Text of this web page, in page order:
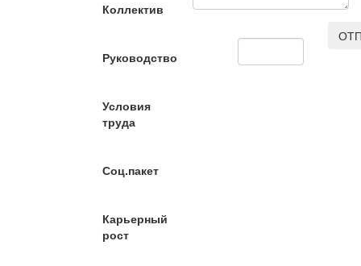
Коллектив
Руководство
Условия
труда
Соц.пакет
Карьерный
рост